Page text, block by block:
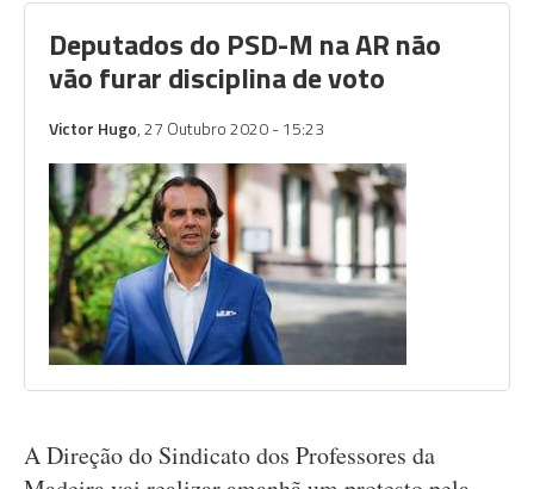
Deputados do PSD-M na AR não
vão furar disciplina de voto
Victor Hugo, 27 Outubro 2020 - 15:23
A Direção do Sindicato dos Professores da